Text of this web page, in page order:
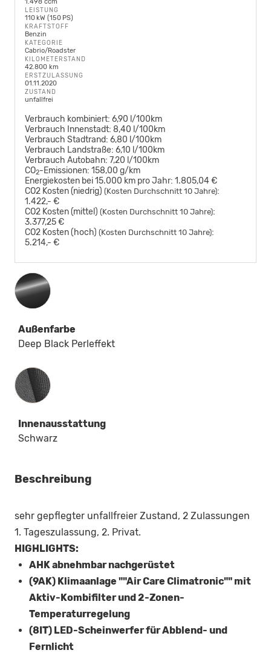
LEISTUNG
110 kW (150 PS)
KRAFTSTOFF
Benzin
KATEGORIE
Cabrio/Roadster
KILOMETERSTAND
42.800 km
ERSTZULASSUNG
01.11.2020
ZUSTAND
unfallfrei
Verbrauch kombiniert: 6,90 l/100km
Verbrauch Innenstadt: 8,40 l/100km
Verbrauch Stadtrand: 6,80 l/100km
Verbrauch Landstraße: 6,10 l/100km
Verbrauch Autobahn: 7,20 l/100km
CO2-Emissionen: 158,00 g/km
Energiekosten bei 15.000 km pro Jahr: 1.805,04 €
CO2 Kosten (niedrig) (Kosten Durchschnitt 10 Jahre):
1.422,- €
CO2 Kosten (mittel) (Kosten Durchschnitt 10 Jahre):
3.377,25 €
CO2 Kosten (hoch) (Kosten Durchschnitt 10 Jahre):
5.214,- €
Außenfarbe
Deep Black Perleffekt
Innenausstattung
Innenausstattung
Schwarz
Beschreibung
sehr gepflegter unfallfreier Zustand, 2 Zulassungen
1. Tageszulassung, 2. Privat.
HIGHLIGHTS:
AHK abnehmbar nachgerüstet
(9AK) Klimaanlage ""Air Care Climatronic"" mit
Aktiv-Kombifilter und 2-Zonen-
Temperaturregelung
(8IT) LED-Scheinwerfer für Abblend- und
Fernlicht